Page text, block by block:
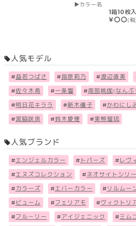
カラー名
1箱10枚
￥〇〇(
人気モデル
#益若つばさ #指原莉乃 #渡辺直美
#佐々木希 #一条響 #南部桃伽(なんぶ
#明日花キララ #新木優子 #かわにし
#宮脇咲良 #鈴木愛理 #実熊瑠琉
人気ブランド
#エンジェルカラー # トパーズ # レヴ
#エヌズコレクション #ネオサイトシリ
# カラーズ #エバーカラー # リルムー
# ビューム #フェリアモ #ヴィクトリ
#フル－リー #アイジェニック # ミム